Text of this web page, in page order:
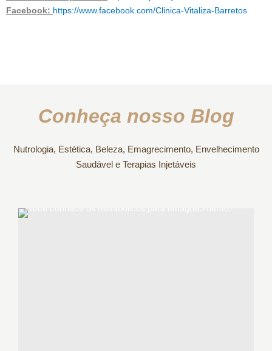
Facebook: https://www.facebook.com/Clinica-Vitaliza-Barretos
Conheça nosso Blog
Nutrologia, Estética, Beleza, Emagrecimento, Envelhecimento
Saudável e Terapias Injetáveis